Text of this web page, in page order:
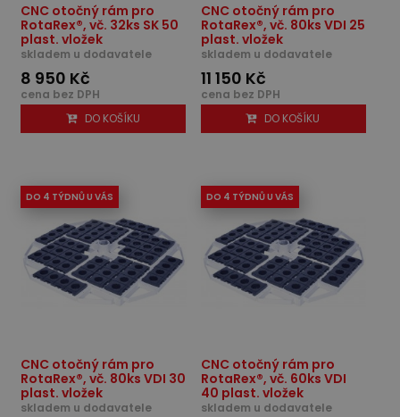
CNC otočný rám pro
RotaRex®, vč. 32ks SK 50
plast. vložek
skladem u dodavatele
8 950 Kč
cena bez DPH
DO KOŠÍKU
CNC otočný rám pro
RotaRex®, vč. 80ks VDI 25
plast. vložek
skladem u dodavatele
11 150 Kč
cena bez DPH
DO KOŠÍKU
DO 4 TÝDNŮ U VÁS
CNC otočný rám pro
RotaRex®, vč. 80ks VDI 30
plast. vložek
skladem u dodavatele
DO 4 TÝDNŮ U VÁS
CNC otočný rám pro
RotaRex®, vč. 60ks VDI
40 plast. vložek
skladem u dodavatele